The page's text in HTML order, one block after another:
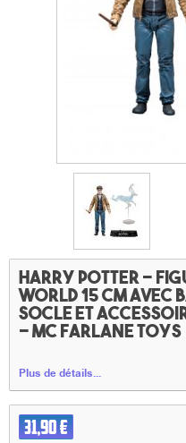
Harry Potter -
world 15 cm avec
socle et
- Mc Farlane toys
Plus de détails...
31,90 €